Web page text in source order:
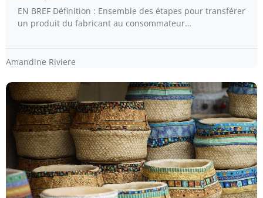
EN BREF Définition : Ensemble des étapes pour transférer
un produit du fabricant au consommateur…
Amandine Riviere